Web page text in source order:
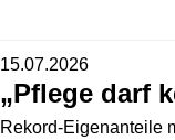
15.07.2026
„Pflege darf
Rekord-Eigenanteile